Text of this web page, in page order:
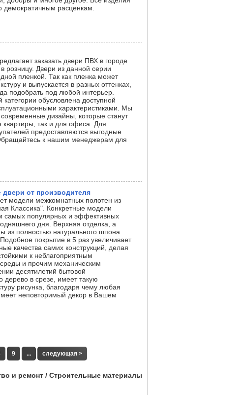
демократичным расценкам.
заказать двери ПВХ в городе
розницу. Двери из данной серии
пленкой. Так как пленка может
и выпускается в разных оттенках,
подобрать под любой интерьер.
категории обусловлена доступной
характеристиками. Мы
дизайны, которые станут
так и для офиса. Для
предоставляются выгодные
к нашим менеджерам для
от производителя
модели межкомнатных полотен из
Классика". Конкретные модели
самых популярных и эффективных
дня. Верхняя отделка, а
из полностью натурального шпона
покрытие в 5 раз увеличивает
качества самих конструкций, делая
к неблагоприятным
и прочим механическим
десятилетий бытовой
дерево в срезе, имеет такую
рисунка, благодаря чему любая
неповторимый декор в Вашем
9 ... следующая >
и ремонт / Строительные материалы